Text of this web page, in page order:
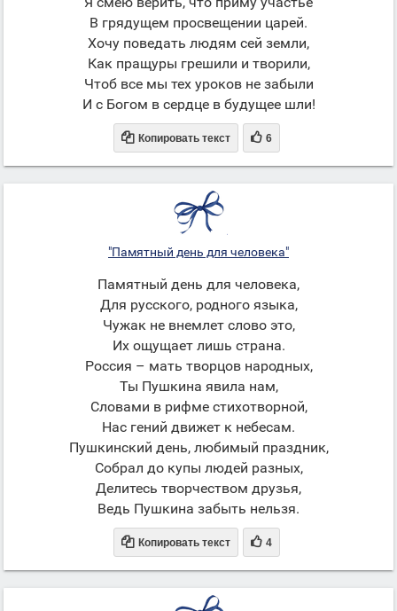
В грядущем просвещении царей.
Хочу поведать людям сей земли,
Как пращуры грешили и творили,
Чтоб все мы тех уроков не забыли
И с Богом в сердце в будущее шли!
 Копировать текст  6
"Памятный день для человека"
Памятный день для человека,
Для русского, родного языка,
Чужак не внемлет слово это,
Их ощущает лишь страна.
Россия – мать творцов народных,
Ты Пушкина явила нам,
Словами в рифме стихотворной,
Нас гений движет к небесам.
Пушкинский день, любимый праздник,
Собрал до купы людей разных,
Делитесь творчеством друзья,
Ведь Пушкина забыть нельзя.
 Копировать текст  4